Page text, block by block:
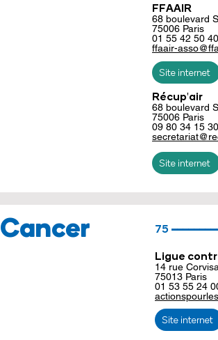
FFAAIR
68 boulevard
75006 Paris
01 55 42 50 40
ffaair-
Site internet
Récup'air
68 boulevard
75006 Paris
09 80 34 15 30
Site internet
Cancer 75
Ligue
14 rue
75013 Paris
01 53 55 24
Site internet